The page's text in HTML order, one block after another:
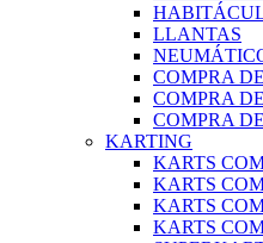
LLANTAS
COMPRA
COMPRA
COMPRA
KARTING
KARTS
KARTS
KARTS
KARTS